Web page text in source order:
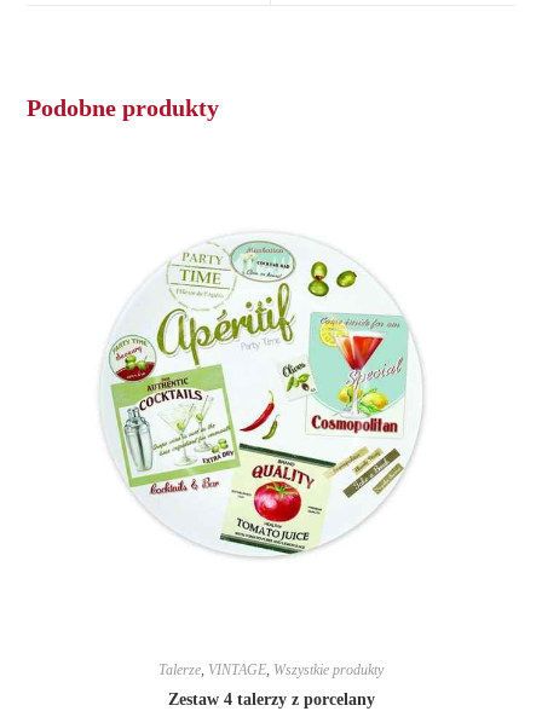
Podobne produkty
Talerze, VINTAGE, Wszystkie produkty
Zestaw 4 talerzy z porcelany